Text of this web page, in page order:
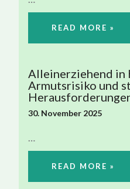
READ MORE »
Alleinerziehend in
Armutsrisiko und
30. November 2025
READ MORE »